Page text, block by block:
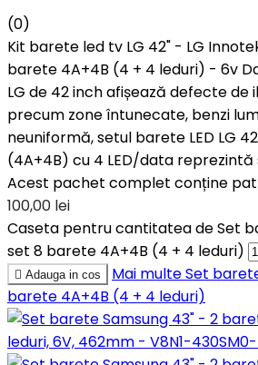
(0)
Kit barete led tv LG 42" - LG
barete 4A+4B (4 + 4 leduri) - 6v
LG de 42 inch afișează defecte de
precum zone întunecate, benzi
neuniformă, setul barete LED LG
(4A+4B) cu 4 LED/data
Acest pachet complet conține
100,00 lei
Caseta pentru cantitatea de Set
set 8 barete 4A+4B (4 + 4 leduri)
 Adauga in cos Mai multeSet
barete 4A+4B (4 + 4 leduri)